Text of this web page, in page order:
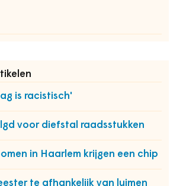
is racistisch'
voor diefstal raadsstukken
in Haarlem krijgen een chip
te afhankelijk van luimen